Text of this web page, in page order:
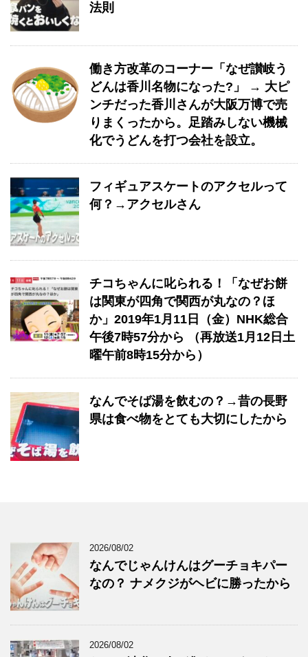
法則
働き方改革のコーナー「なぜ讃岐う
どんは香川名物になった?」 → 大ピ
ンチだった香川さんが大阪万博で売
りまくったから。足踏みしない機械
化でうどんを打つ会社を設立。
フィギュアスケートのアクセルって
何？→アクセルさん
チコちゃんに叱られる！「なぜお餅
は関東が四角で関西が丸なの？ほ
か」2019年1月11日（金）NHK総合
午後7時57分から （再放送1月12日土
曜午前8時15分から）
なんでそば湯を飲むの？→昔の長野
県は食べ物をとても大切にしたから
2026/08/02
なんでじゃんけんはグーチョキパー
なの？ ナメクジがヘビに勝ったから
2026/08/02